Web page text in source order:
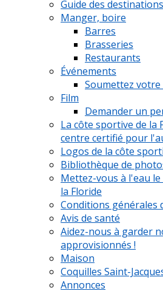
Guide des destinations
Manger, boire
Barres
Brasseries
Restaurants
Événements
Soumettez
Film
Demander un
La côte sportive de la
centre certifié pour
Logos de la côte
Bibliothèque de
Mettez-vous à l'eau
la Floride
Conditions générales
Avis de santé
Aidez-nous à garder
approvisionnés !
Maison
Coquilles Saint-
Annonces